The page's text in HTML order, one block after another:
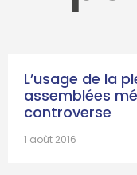
L’usage de la
assemblées
controverse
1 août 2016